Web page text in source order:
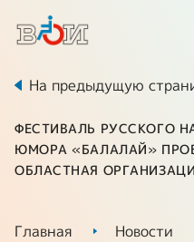
На предыдущую
ФЕСТИВАЛЬ РУССКОГО
ЮМОРА «БАЛАЛАЙ»
ОБЛАСТНАЯ
Главная Новости